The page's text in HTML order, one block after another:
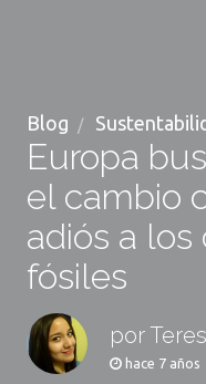
Blog
Europa
el cambio
adiós a
fósiles
por
hace 7 años